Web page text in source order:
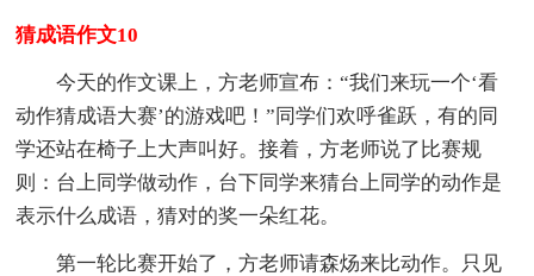
猜成语作文10
今天的作文课上，方老师宣布：“我们来玩一个‘看
动作猜成语大赛’的游戏吧！”同学们欢呼雀跃，有的同
学还站在椅子上大声叫好。接着，方老师说了比赛规
则：台上同学做动作，台下同学来猜台上同学的动作是
表示什么成语，猜对的奖一朵红花。
第一轮比赛开始了，方老师请森炀来比动作。只见